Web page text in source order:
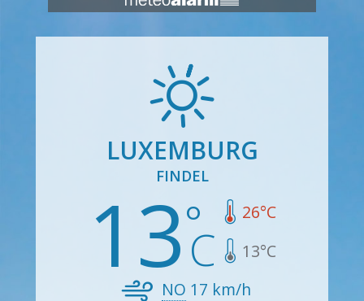
LUXEMBURG
FINDEL
13 26°C
13°C
NO 17 km/h